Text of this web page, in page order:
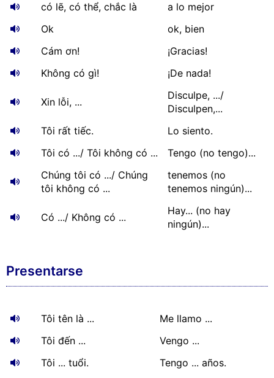
có lẽ, có thể, chắc là
a lo mejor
Ok
ok, bien
Cám ơn!
¡Gracias!
Không có gì!
¡De nada!
Xin lỗi, ...
Disculpe, .../
Disculpen,...
Tôi rất tiếc.
Lo siento.
Tôi có .../ Tôi không có ...
Tengo (no tengo)...
Chúng tôi có .../ Chúng
tôi không có ...
tenemos (no
tenemos ningún)...
Có .../ Không có ...
Hay... (no hay
ningún)...
Presentarse
Tôi tên là ...
Me llamo ...
Tôi đến ...
Vengo ...
Tôi ... tuổi.
Tengo ... años.